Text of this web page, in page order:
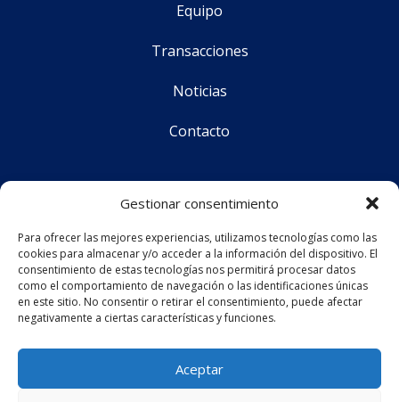
Gestionar consentimiento
Para ofrecer las mejores experiencias, utilizamos tecnologías como las
cookies para almacenar y/o acceder a la información del dispositivo. El
consentimiento de estas tecnologías nos permitirá procesar datos
como el comportamiento de navegación o las identificaciones únicas
en este sitio. No consentir o retirar el consentimiento, puede afectar
negativamente a ciertas características y funciones.
Aceptar
Equipo
Transacciones
Noticias
Contacto
CS Corporate Advisors © 2025
Aviso legal
Política de privacidad